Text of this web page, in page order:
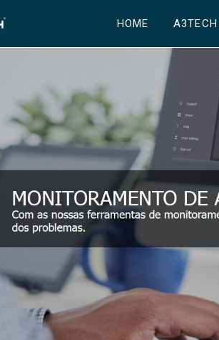
HOME A3TECH